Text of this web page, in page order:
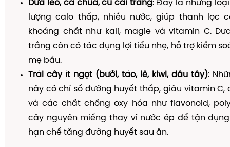
Dưa leo, cà chua, củ cải trắng: Đây là những
lượng calo thấp, nhiều nước, giúp thanh lọc
khoáng chất như kali, magie và vitamin C.
trắng còn có tác dụng lợi tiểu nhẹ, hỗ trợ kiểm
mẹ bầu.
Trái cây ít ngọt (bưởi, táo, lê, kiwi, dâu tây):
này có chỉ số đường huyết thấp, giàu vitamin C,
và các chất chống oxy hóa như flavonoid,
cây nguyên miếng thay vì nước ép để tận
hạn chế tăng đường huyết sau ăn.